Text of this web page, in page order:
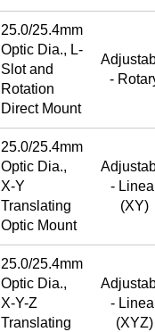
25.0/25.4mm
Optic Dia., L-
Slot and
Rotation
Direct Mount
-
25.0/25.4mm
Optic Dia.,
X-Y
Translating
Optic Mount
-
(XY)
25.0/25.4mm
Optic Dia.,
X-Y-Z
Translating
-
(XYZ)